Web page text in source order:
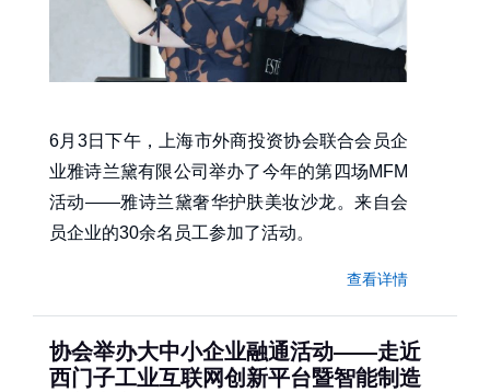
6月3日下午，上海市外商投资协会联合会员企
业雅诗兰黛有限公司举办了今年的第四场MFM
活动——雅诗兰黛奢华护肤美妆沙龙。来自会
员企业的30余名员工参加了活动。
查看详情
协会举办大中小企业融通活动——走近
西门子工业互联网创新平台暨智能制造